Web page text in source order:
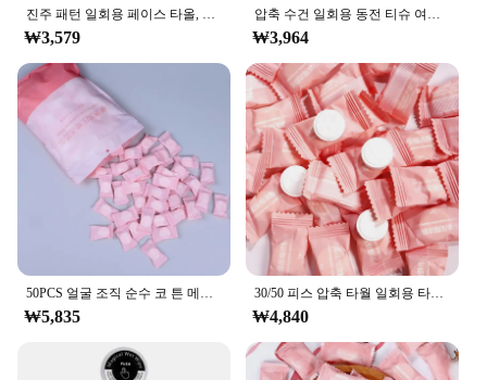
₩3,579 ₩3,964
₩5,835
30/50 피스 압축 타월 일회용 타월 여행용 부직포 페이스 케어 태블릿, 물수건
₩4,840